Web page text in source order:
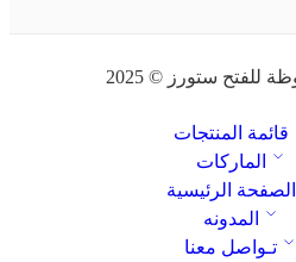
للفتح ستورز © 2025
قائمة المنتجات
الماركات
الصفحة الرئيسية
المدونه
تـواصل معنا